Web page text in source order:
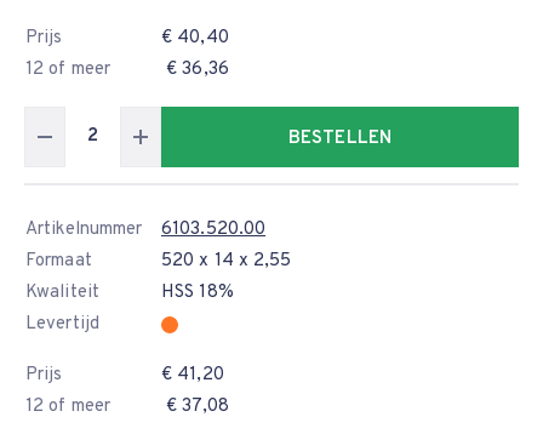
Prijs
€ 40,40
12 of meer
€ 36,36
BESTELLEN
Artikelnummer
6103.520.00
Formaat
520 x 14 x 2,55
Kwaliteit
HSS 18%
Levertijd
Prijs
€ 41,20
12 of meer
€ 37,08